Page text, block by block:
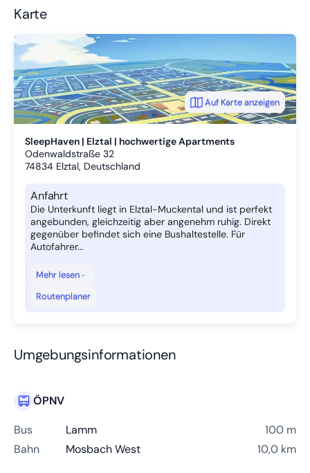
Karte
SleepHaven | Elztal | hochwertige Apartments
Odenwaldstraße 32
74834 Elztal, Deutschland
Anfahrt
Die Unterkunft liegt in Elztal-Muckental und ist perfekt
angebunden, gleichzeitig aber angenehm ruhig. Direkt
gegenüber befindet sich eine Bushaltestelle. Für
Autofahrer...
Mehr lesen
Routenplaner
Auf Karte anzeigen
Umgebungsinformationen
ÖPNV
Bus
Lamm
100 m
Bahn
Mosbach West 10,0 km